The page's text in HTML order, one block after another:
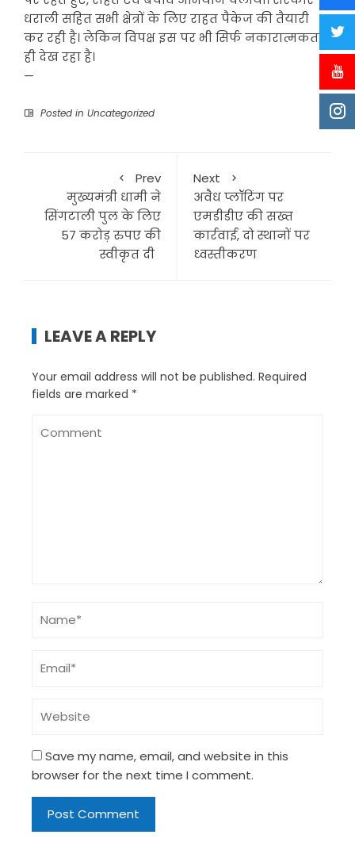
धराली सहित सभी क्षेत्रों के लिए राहत पैकेज की तैयारी
कर रही है। लेकिन विपक्ष इस पर भी सिर्फ नकारात्मकता
ही देख रहा है।
—
Posted in Uncategorized
Prev
मुख्यमंत्री धामी ने
सिंगटाली पुल के लिए
57 करोड़ रुपए की
स्वीकृत दी
Next
अवैध प्लॉटिंग पर
एमडीडीए की सख्त
कार्रवाई, दो स्थानों पर
ध्वस्तीकरण
LEAVE A REPLY
Your email address will not be published. Required
fields are marked *
Save my name, email, and website in this
browser for the next time I comment.